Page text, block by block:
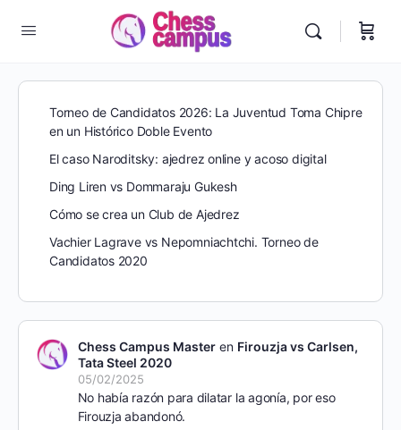
Torneo de Candidatos 2026: La Juventud Toma Chipre
en un Histórico Doble Evento
El caso Naroditsky: ajedrez online y acoso digital
Ding Liren vs Dommaraju Gukesh
Cómo se crea un Club de Ajedrez
Vachier Lagrave vs Nepomniachtchi. Torneo de
Candidatos 2020
Chess Campus Masteren Firouzja vs Carlsen,
Tata Steel 2020
05/02/2025
No había razón para dilatar la agonía, por eso
Firouzja abandonó.